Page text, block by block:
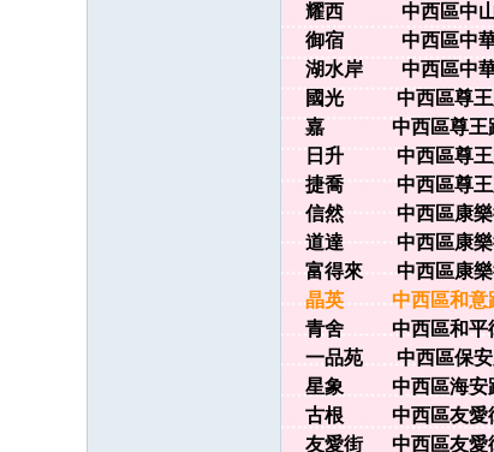
耀西 中西區中山
御宿 中西區中華
湖水岸 中西區中華
國光 中西區尊王
嘉 中西區尊王路
日升 中西區尊王
捷喬 中西區尊王
信然 中西區康樂
道達 中西區康樂
富得來 中西區康
晶英 中西區和意
青舍 中西區和平
一品苑 中西區保
星象 中西區海安
古根 中西區友愛
友愛街 中西區友愛